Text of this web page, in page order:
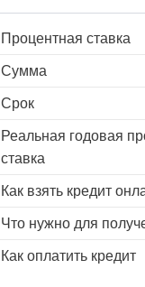
Процентная ставка
Сумма
Срок
Реальная годовая
ставка
Как взять кредит
Что нужно для
Как оплатить кредит